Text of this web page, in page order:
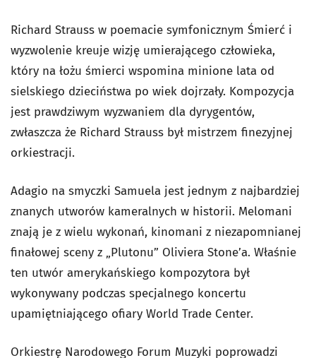
Richard Strauss w poemacie symfonicznym Śmierć i
wyzwolenie kreuje wizję umierającego człowieka,
który na łożu śmierci wspomina minione lata od
sielskiego dzieciństwa po wiek dojrzały. Kompozycja
jest prawdziwym wyzwaniem dla dyrygentów,
zwłaszcza że Richard Strauss był mistrzem finezyjnej
orkiestracji.
Adagio na smyczki Samuela jest jednym z najbardziej
znanych utworów kameralnych w historii. Melomani
znają je z wielu wykonań, kinomani z niezapomnianej
finałowej sceny z „Plutonu” Oliviera Stone’a. Właśnie
ten utwór amerykańskiego kompozytora był
wykonywany podczas specjalnego koncertu
upamiętniającego ofiary World Trade Center.
Orkiestrę Narodowego Forum Muzyki poprowadzi